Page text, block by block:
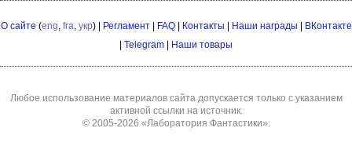
О сайте (eng, fra, укр) | Регламент| FAQ| Контакты Наши награды
ВКонтакте
Telegram Наши товары
Любое использование материалов сайта допускается только с указанием
активной ссылки на источник.
© 2005-2026 «Лаборатория Фантастики».